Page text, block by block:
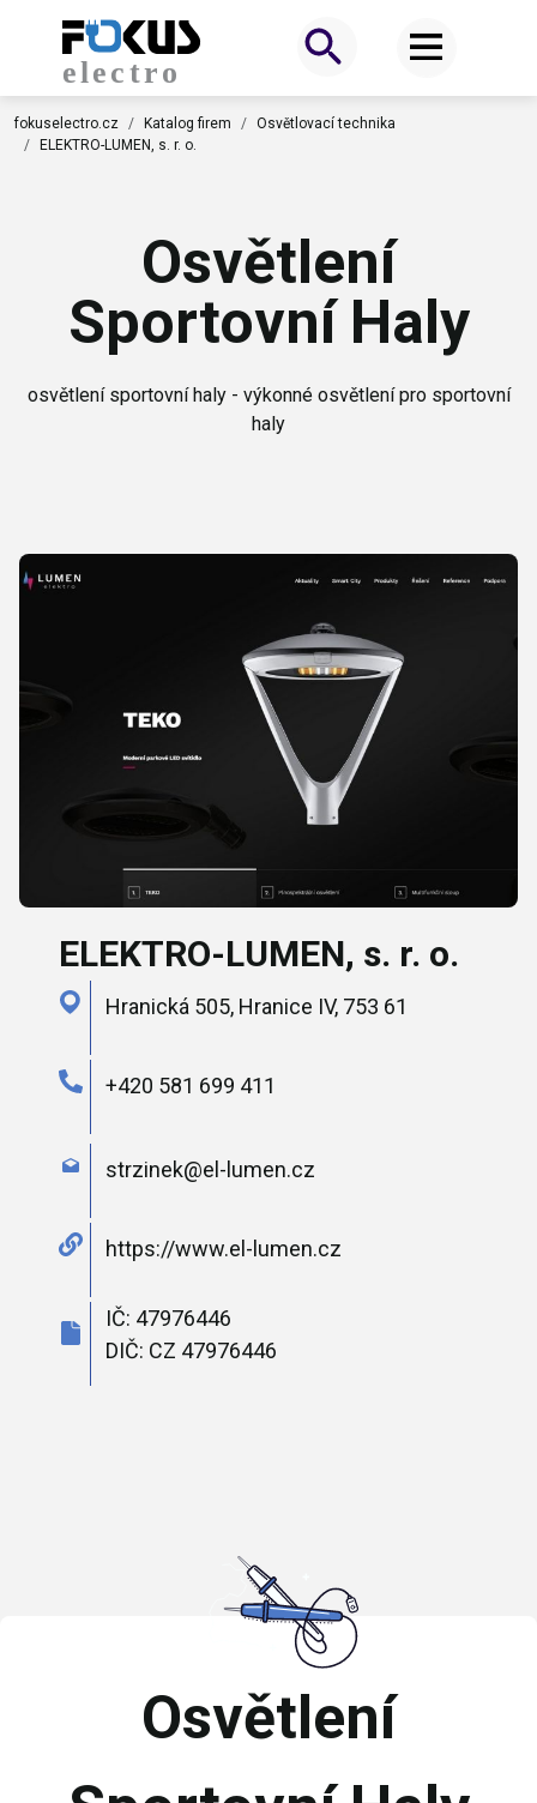
fokuselectro.cz Katalog firem
Osvětlovací technika
ELEKTRO-LUMEN, s. r. o.
Osvětlení
Sportovní Haly
osvětlení sportovní haly - výkonné osvětlení pro sportovní
haly
ELEKTRO-LUMEN, s. r. o.
Hranická 505, Hranice IV, 753 61
+420 581 699 411
strzinek@el-lumen.cz
https://www.el-lumen.cz
IČ: 47976446
DIČ: CZ 47976446
Osvětlení